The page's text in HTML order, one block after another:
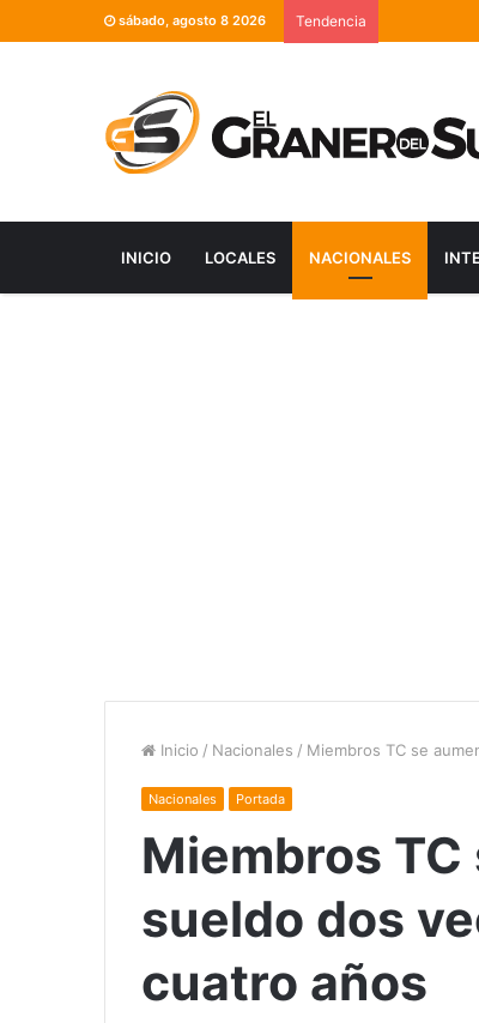
sábado, agosto 8 2026 Tendencia
INICIO LOCALES NACIONALES
Inicio / Nacionales / Miembros TC se
Nacionales Portada
Miembros
sueldo dos
cuatro años